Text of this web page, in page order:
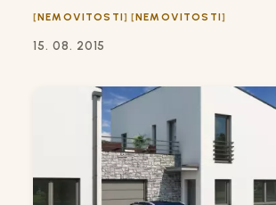
NEMOVITOSTI NEMOVITOSTI
15. 08. 2015